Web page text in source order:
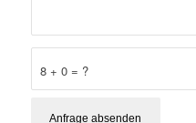
8 + 0 = ?